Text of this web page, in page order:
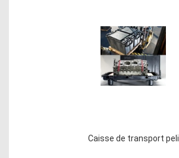
Caisse de transport peli